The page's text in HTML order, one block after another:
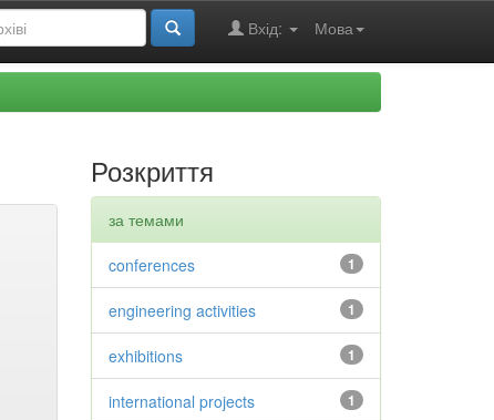
Мова
Вхід:
Розкриття
за темами
1
conferences
1
engineering activities
1
exhibitions
1
international projects